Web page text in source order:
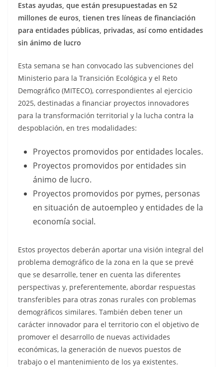
Estas ayudas, que están presupuestadas en 52
millones de euros, tienen tres líneas de financiación
para entidades públicas, privadas, así como entidades
sin ánimo de lucro
Esta semana se han convocado las subvenciones del
Ministerio para la Transición Ecológica y el Reto
Demográfico (MITECO), correspondientes al ejercicio
2025, destinadas a financiar proyectos innovadores
para la transformación territorial y la lucha contra la
despoblación, en tres modalidades:
Proyectos promovidos por entidades locales.
Proyectos promovidos por entidades sin
ánimo de lucro.
Proyectos promovidos por pymes, personas
en situación de autoempleo y entidades de la
economía social.
Estos proyectos deberán aportar una visión integral del
problema demográfico de la zona en la que se prevé
que se desarrolle, tener en cuenta las diferentes
perspectivas y, preferentemente, abordar respuestas
transferibles para otras zonas rurales con problemas
demográficos similares. También deben tener un
carácter innovador para el territorio con el objetivo de
promover el desarrollo de nuevas actividades
económicas, la generación de nuevos puestos de
trabajo o el mantenimiento de los ya existentes.